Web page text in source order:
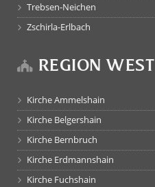
Trebsen-Neichen
Zschirla-Erlbach
REGION WEST
Kirche Ammelshain
Kirche Belgershain
Kirche Bernbruch
Kirche Erdmannshain
Kirche Fuchshain